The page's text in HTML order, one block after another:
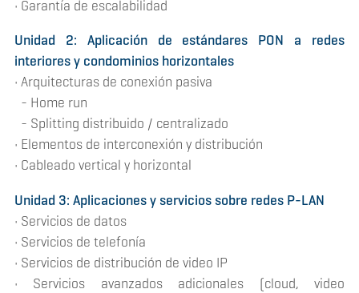
• Garantía de escalabilidad
Unidad 2: Aplicación de estándares PON a redes
interiores y condominios horizontales
• Arquitecturas de conexión pasiva
- Home run
- Splitting distribuido / centralizado
• Elementos de interconexión y distribución
• Cableado vertical y horizontal
Unidad 3: Aplicaciones y servicios sobre redes P-LAN
• Servicios de datos
• Servicios de telefonía
• Servicios de distribución de video IP
• Servicios avanzados adicionales (cloud, video